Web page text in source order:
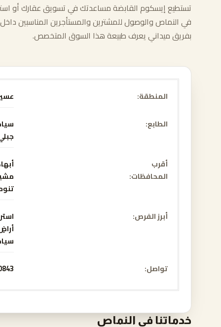
تستطيع إيسكوم القابضة مساعدتك في تسويق عقارك أو
في النماص والوصول للمشترين والمستأجرين المناسبين
بفريق ميداني يعرف طبيعة هذا السوق المتخصص.
المنطقة
الطابع
أقرب
المحافظات
أبرز الفرص
تواصل
خدماتنا في النماص